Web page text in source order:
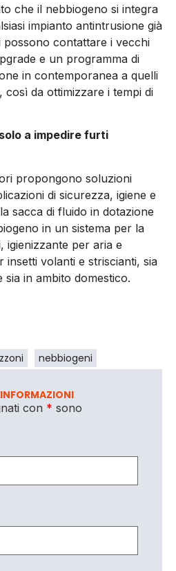
che il nebbiogeno si integra
impianto antintrusione già
possono contattare i vecchi
e un programma di
in contemporanea a quelli
da ottimizzare i tempi di
a impedire furti
propongono soluzioni
di sicurezza, igiene e
sacca di fluido in dotazione
in un sistema per la
igienizzante per aria e
insetti volanti e striscianti, sia
in ambito domestico.
nebbiogeni
con * sono